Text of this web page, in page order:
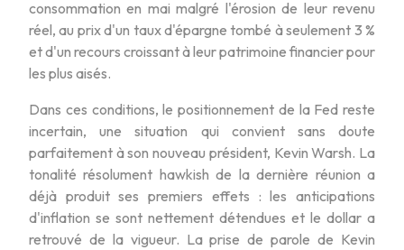
consommation en mai malgré l'érosion de leur revenu
réel, au prix d'un taux d'épargne tombé à seulement 3 %
et d'un recours croissant à leur patrimoine financier pour
les plus aisés.
Dans ces conditions, le positionnement de la Fed reste
incertain, une situation qui convient sans doute
parfaitement à son nouveau président, Kevin Warsh. La
tonalité résolument hawkish de la dernière réunion a
déjà produit ses premiers effets : les anticipations
d'inflation se sont nettement détendues et le dollar a
retrouvé de la vigueur. La prise de parole de Kevin